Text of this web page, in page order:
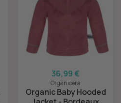
36,99 €
Organicera
Organic Baby Hooded